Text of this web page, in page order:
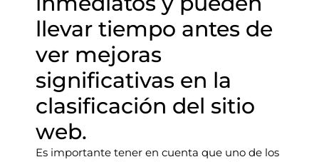
llevar tiempo antes de
ver mejoras
significativas en la
clasificación del sitio
web.
Es importante tener en cuenta que uno de los